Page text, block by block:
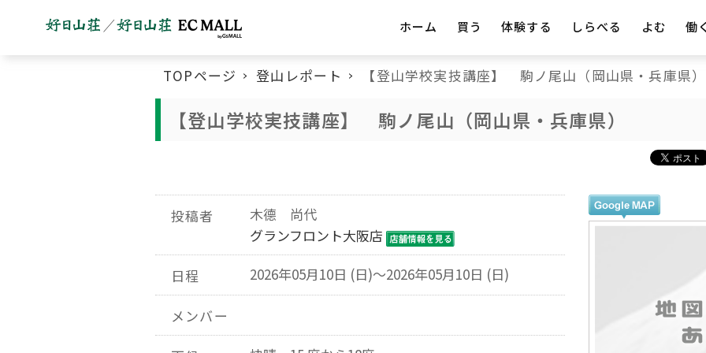
ホーム 買う 体験する しらべる よむ 働
TOPページ 登山レポート 【登山学校実技講座】 駒ノ尾山（岡山県・兵庫県）
【登山学校実技講座】 駒ノ尾山（岡山県・兵庫県）
投稿者
木德 尚代
グランフロント大阪店
日程 2026年05月10日 (日)～2026年05月10日 (日)
メンバー